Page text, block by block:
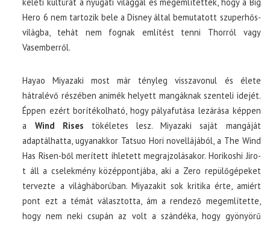
Hero 6 nem tartozik bele a Disney által bemutatott szuperhős-
világba, tehát nem fognak említést tenni Thorról vagy
Vasemberről.
Hayao Miyazaki most már tényleg visszavonul és élete
hátralévő részében animék helyett mangáknak szenteli idejét.
Éppen ezért borítékolható, hogy pályafutása lezárása képpen
a Wind Rises tökéletes lesz. Miyazaki saját mangáját
adaptálhatta, ugyanakkor Tatsuo Hori novellájából, a The Wind
Has Risen-ből merített ihletett megrajzolásakor. Horikoshi Jiro-
t áll a cselekmény középpontjába, aki a Zero repülőgépeket
tervezte a világháborúban. Miyazakit sok kritika érte, amiért
pont ezt a témát választotta, ám a rendező megemlítette,
hogy nem neki csupán az volt a szándéka, hogy gyönyörű